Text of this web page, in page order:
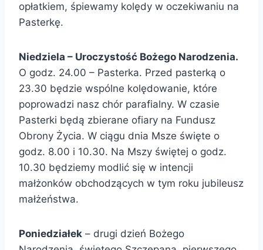
opłatkiem, śpiewamy kolędy w oczekiwaniu na
Pasterkę.
Niedziela – Uroczystość Bożego Narodzenia.
O godz. 24.00 – Pasterka. Przed pasterką o
23.30 będzie wspólne kolędowanie, które
poprowadzi nasz chór parafialny. W czasie
Pasterki będą zbierane ofiary na Fundusz
Obrony Życia. W ciągu dnia Msze święte o
godz. 8.00 i 10.30. Na Mszy świętej o godz.
10.30 będziemy modlić się w intencji
małżonków obchodzących w tym roku jubileusz
małżeństwa.
Poniedziałek – drugi dzień Bożego